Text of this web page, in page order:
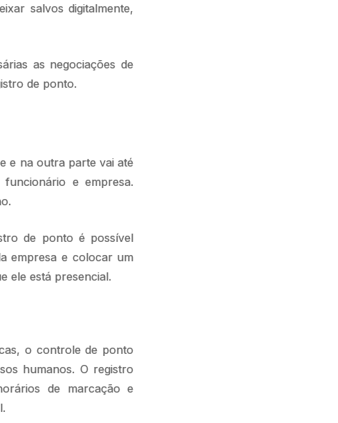
salvos digitalmente,
as negociações de
de ponto.
e na outra parte vai até
e empresa.
de ponto é possível
empresa e colocar um
ele está presencial.
o controle de ponto
humanos. O registro
de marcação e